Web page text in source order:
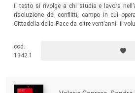
Il testo si rivolge a chi studia e lavora
risoluzione dei conflitti, campo in cui
Cittadella della Pace da oltre vent’anni. Il
si occupa di educazione e formazione,
proprie esperienze professionali e come
formativi di Rondine Academy, l’accademia
cod.
1342.1